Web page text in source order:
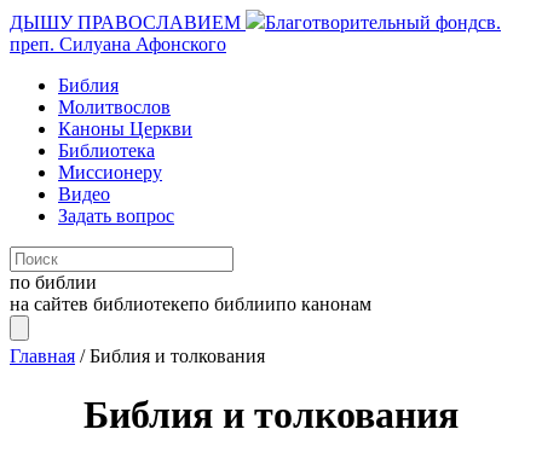
ДЫШУ ПРАВОСЛАВИЕМ Благотворительный фондсв.
преп. Силуана Афонского
Библия
Молитвослов
Каноны Церкви
Библиотека
Миссионеру
Видео
Задать вопрос
по библии
на сайтев библиотекепо библиипо канонам
Главная /Библия и толкования
Библия и толкования